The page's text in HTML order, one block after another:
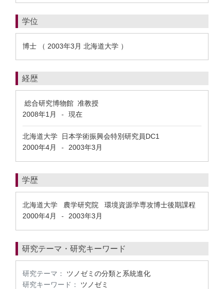
学位
博士 （ 2003年3月 北海道大学 ）
経歴
総合研究博物館 准教授
2008年1月
- 現在
北海道大学 日本学術振興会特別研究員DC1
2000年4月
- 2003年3月
学歴
北海道大学 農学研究院 環境資源学専攻博士後期課程
2000年4月
- 2003年3月
研究テーマ・研究キーワード
研究テーマ：
ツノゼミの分類と系統進化
研究キーワード：
ツノゼミ